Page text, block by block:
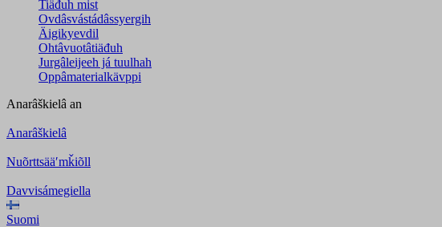
Tiäđuh mist
Ovdâsvástádâssyergih
Äigikyevdil
Ohtâvuotâtiäđuh
Jurgâleijeeh já tuulhah
Oppâmaterialkävppi
Anarâškielâ an
Anarâškielâ
Nuõrttsääʹmǩiõll
Davvisámegiella
Suomi